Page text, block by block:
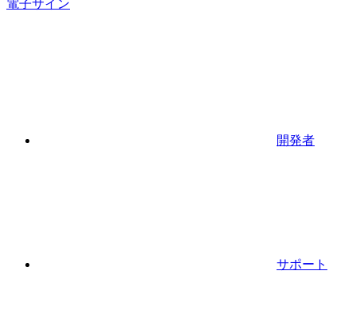
電子サイン
開発者
サポート